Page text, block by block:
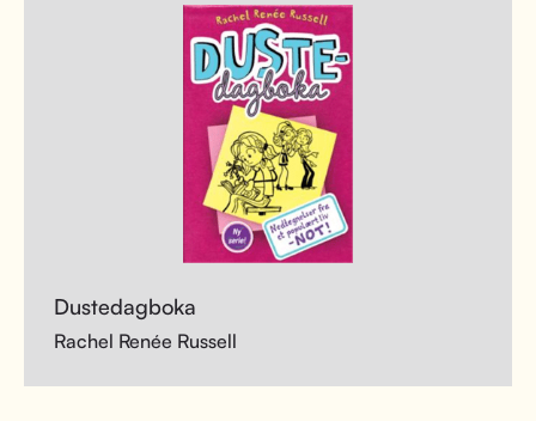
Dustedagboka
Rachel Renée Russell